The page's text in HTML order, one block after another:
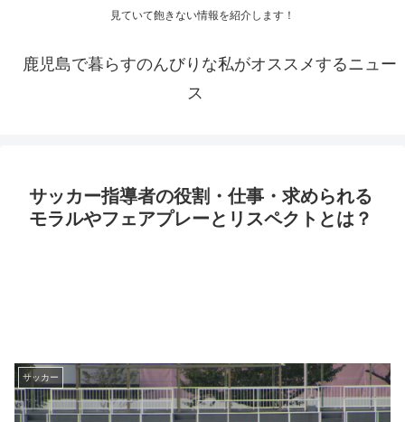
見ていて飽きない情報を紹介します！
鹿児島で暮らすのんびりな私がオススメするニュー
ス
サッカー指導者の役割・仕事・求められる
モラルやフェアプレーとリスペクトとは？
サッカー